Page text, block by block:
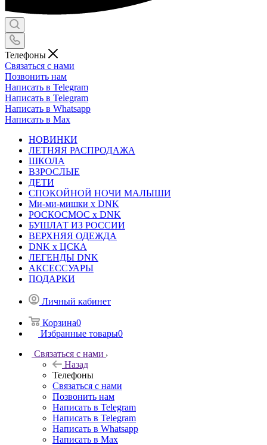
Телефоны
Связаться с нами
Позвонить нам
Написать в Telegram
Написать в Telegram
Написать в Whatsapp
Написать в Max
НОВИНКИ
ЛЕТНЯЯ РАСПРОДАЖА
ШКОЛА
ВЗРОСЛЫЕ
ДЕТИ
СПОКОЙНОЙ НОЧИ МАЛЫШИ
Ми-ми-мишки x DNK
РОСКОСМОС x DNK
БУШЛАТ ИЗ РОССИИ
ВЕРХНЯЯ ОДЕЖДА
DNK x ЦСКА
ЛЕГЕНДЫ DNK
АКСЕССУАРЫ
ПОДАРКИ
Личный кабинет
Корзина0
Избранные товары0
Связаться с нами
Назад
Телефоны
Связаться с нами
Позвонить нам
Написать в Telegram
Написать в Telegram
Написать в Whatsapp
Написать в Max